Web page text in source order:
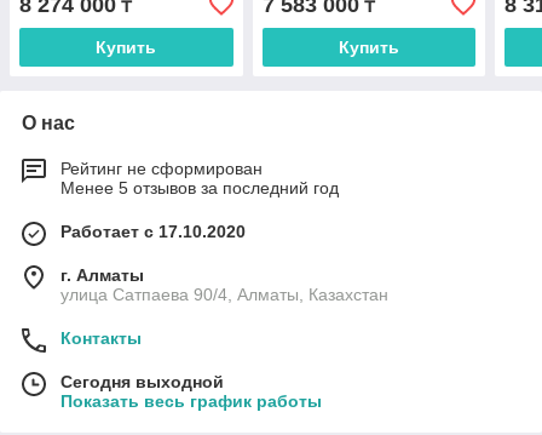
₸
Купить
₸
Купить
О нас
Рейтинг не сформирован
Менее 5 отзывов за последний год
Работает с 17.10.2020
г. Алматы
улица Сатпаева 90/4, Алматы, Казахстан
Контакты
Сегодня выходной
Показать весь график работы